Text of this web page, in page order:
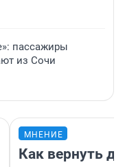
пассажиры
из Сочи
МНЕНИЕ
Как вернуть